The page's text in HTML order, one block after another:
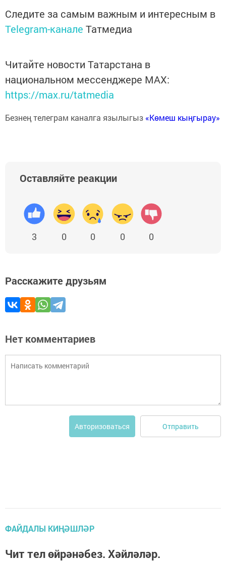
Следите за самым важным и интересным в
Telegram-канале Татмедиа
Читайте новости Татарстана в
национальном мессенджере MАХ:
https://max.ru/tatmedia
Безнең телеграм каналга язылыгыз «Көмеш кыңгырау»
Оставляйте реакции
3 0 0 0 0
Расскажите друзьям
Нет комментариев
Авторизоваться Отправить
ФАЙДАЛЫ КИҢӘШЛӘР
Чит тел өйрәнәбез. Хәйләләр.